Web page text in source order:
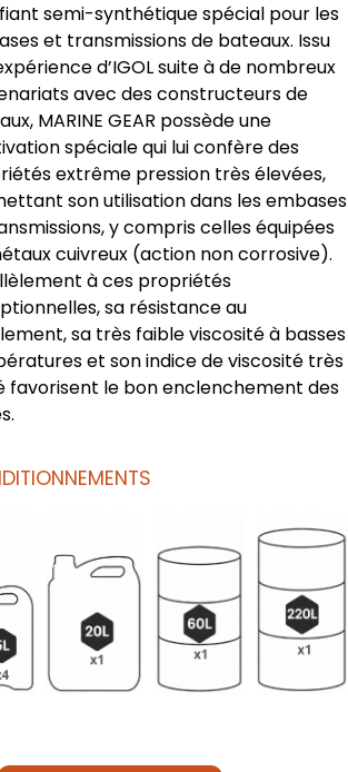
semi-synthétique spécial pour les
et transmissions de bateaux. Issu
d’IGOL suite à de nombreux
avec des constructeurs de
MARINE GEAR possède une
spéciale qui lui confère des
extrême pression très élevées,
son utilisation dans les embases
y compris celles équipées
cuivreux (action non corrosive).
à ces propriétés
sa résistance au
sa très faible viscosité à basses
et son indice de viscosité très
favorisent le bon enclenchement des